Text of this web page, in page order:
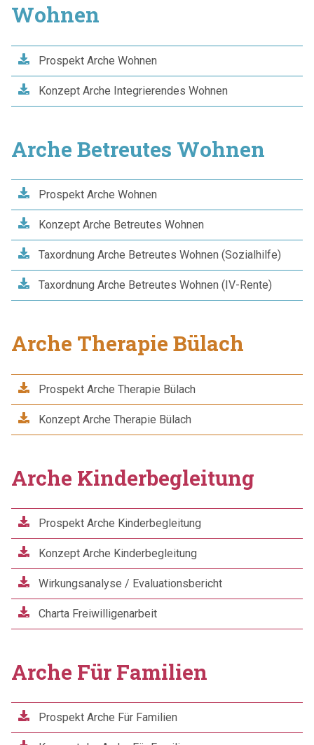
Wohnen
Prospekt Arche Wohnen
Konzept Arche Integrierendes Wohnen
Arche Betreutes Wohnen
Prospekt Arche Wohnen
Konzept Arche Betreutes Wohnen
Taxordnung Arche Betreutes Wohnen (Sozialhilfe)
Taxordnung Arche Betreutes Wohnen (IV-Rente)
Arche Therapie Bülach
Prospekt Arche Therapie Bülach
Konzept Arche Therapie Bülach
Arche Kinderbegleitung
Prospekt Arche Kinderbegleitung
Konzept Arche Kinderbegleitung
Wirkungsanalyse / Evaluationsbericht
Charta Freiwilligenarbeit
Arche Für Familien
Prospekt Arche Für Familien